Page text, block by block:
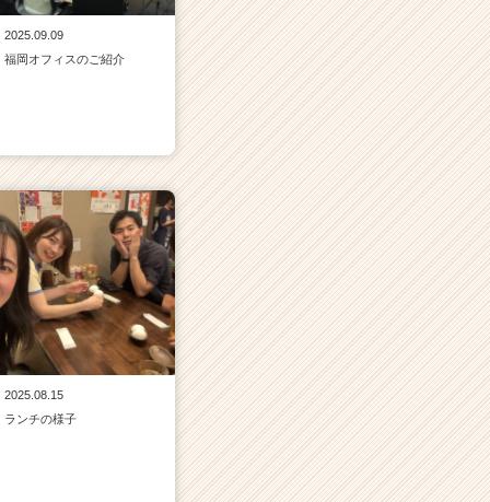
2025.09.09
福岡オフィスのご紹介
2025.08.15
ランチの様子